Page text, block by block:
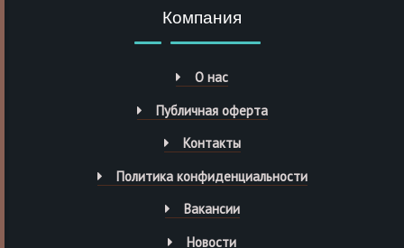
Компания
О нас
Публичная оферта
Контакты
Политика конфиденциальности
Вакансии
Новости